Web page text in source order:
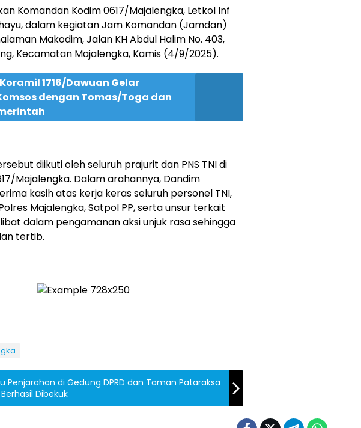
Komandan Kodim 0617/Majalengka, Letkol Inf
dalam kegiatan Jam Komandan (Jamdan)
Makodim, Jalan KH Abdul Halim No. 403,
Kecamatan Majalengka, Kamis (4/9/2025).
Koramil 1716/Dawuan Gelar
dengan Tomas/Toga dan
diikuti oleh seluruh prajurit dan PNS TNI di
Majalengka. Dalam arahannya, Dandim
kasih atas kerja keras seluruh personel TNI,
Majalengka, Satpol PP, serta unsur terkait
dalam pengamanan aksi unjuk rasa sehingga
tertib.
Penjarahan di Gedung DPRD dan Taman Pataraksa
Dibekuk